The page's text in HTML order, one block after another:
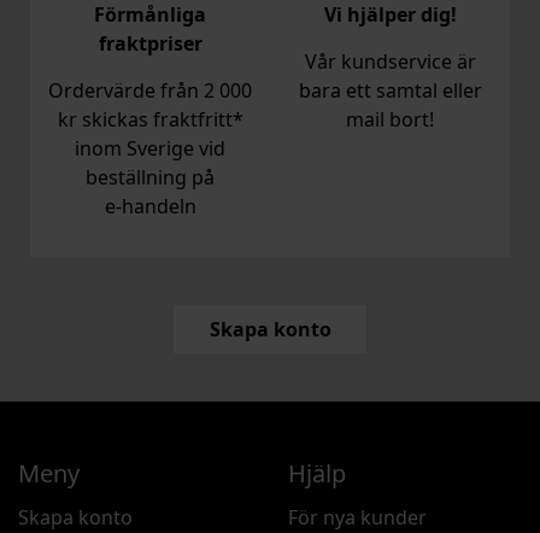
Förmånliga
fraktpriser
Ordervärde från 2 000
kr skickas fraktfritt*
inom Sverige vid
beställning på
e‑handeln
Vi hjälper dig!
Vår kundservice är
bara ett samtal eller
mail bort!
Skapa konto
Meny
Skapa konto
Hjälp
För nya kunder